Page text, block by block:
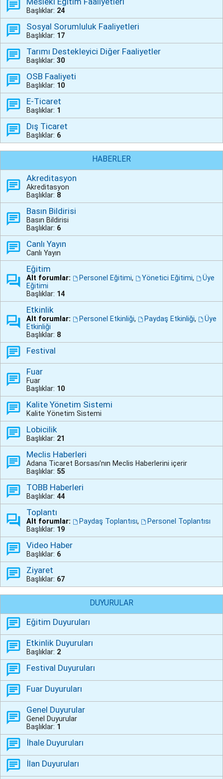
Başlıklar: 24
Sosyal Sorumluluk Faaliyetleri
Başlıklar: 17
Tarımı Destekleyici Diğer Faaliyetler
Başlıklar: 30
OSB Faaliyeti
Başlıklar: 10
E-Ticaret
Başlıklar: 1
Dış Ticaret
Başlıklar: 6
HABERLER
Akreditasyon
Akreditasyon
Başlıklar: 8
Basın Bildirisi
Basın Bildirisi
Başlıklar: 6
Canlı Yayın
Canlı Yayın
Eğitim
Alt forumlar: Personel Eğitimi, Yönetici Eğitimi,
Üye
Eğitimi
Başlıklar: 14
Etkinlik
Alt forumlar: Personel Etkinliği, Paydaş Etkinliği,
Üye
Etkinliği
Başlıklar: 8
Festival
Fuar
Fuar
Başlıklar: 10
Kalite Yönetim Sistemi
Kalite Yönetim Sistemi
Lobicilik
Başlıklar: 21
Meclis Haberleri
Adana Ticaret Borsası'nın Meclis Haberlerini içerir
Başlıklar: 55
TOBB Haberleri
Başlıklar: 44
Toplantı
Alt forumlar: Paydaş Toplantısı,
Personel Toplantısı
Başlıklar: 19
Video Haber
Başlıklar: 6
Ziyaret
Başlıklar: 67
DUYURULAR
Eğitim Duyuruları
Etkinlik Duyuruları
Başlıklar: 2
Festival Duyuruları
Fuar Duyuruları
Genel Duyurular
Genel Duyurular
Başlıklar: 1
İhale Duyuruları
İlan Duyuruları